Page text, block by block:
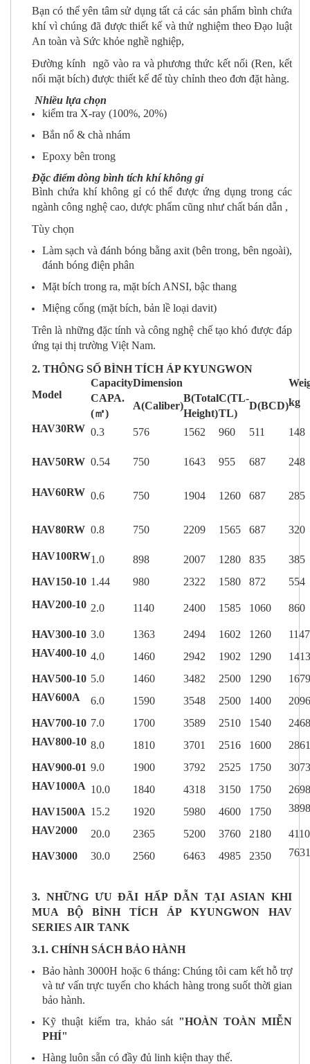
Bạn có thể yên tâm sử dụng tất cả các sản phẩm bình chứa
khí vì chúng đã được thiết kế và thử nghiệm theo Đạo luật
An toàn và Sức khỏe nghề nghiệp,
Đường kính ngõ vào ra và phương thức kết nối (Ren, kết
nối mặt bích) được thiết kế để tùy chỉnh theo đơn đặt hàng.
Nhiều lựa chọn
kiểm tra X-ray (100%, 20%)
Bắn nổ & chà nhám
Epoxy bên trong
Đặc điểm dòng bình tích khí không gỉ
Bình chứa khí không gỉ có thể được ứng dụng trong các
ngành công nghệ cao, dược phẩm cũng như chất bán dẫn ,
Tùy chọn
Làm sạch và đánh bóng bằng axit (bên trong, bên ngoài),
đánh bóng điện phân
Mặt bích trong ra, mặt bích ANSI, bậc thang
Miệng cống (mặt bích, bản lề loại davit)
Trên là những đặc tính và công nghệ chế tạo khó được đáp
ứng tại thị trường Việt Nam.
2. THÔNG SỐ BÌNH TÍCH ÁP KYUNGWON
Model
CapacityDimension
CAPA.
(㎥)
A(Caliber)
B(Total
Height)
C(TL-
TL)
D(BCD)kg
HAV30RW 0.3 576 1562 960 511 148
HAV50RW 0.54 750 1643 955 687 248
HAV60RW 0.6 750 1904 1260 687 285
HAV80RW 0.8 750 2209 1565 687 320
HAV100RW1.0 898 2007 1280 835
385
HAV150-10 1.44 980 2322 1580 872
554
HAV200-10 2.0 1140 2400 1585 1060 860
HAV300-10 3.0 1363 2494 1602 1260
1147
HAV400-10 4.0 1460 2942 1902 1290
1413
HAV500-10 5.0 1460 3482 2500 1290
1679
HAV600A
6.0 1590 3548 2500 1400
2096
HAV700-10 7.0 1700 3589 2510 1540
2468
HAV800-10 8.0 1810 3701 2516 1600
2861
HAV900-01 9.0 1900 3792 2525 1750
3073
HAV1000A 10.0 1840 4318 3150 1750
2698
HAV1500A 15.2 1920 5980 4600 1750
3898
HAV2000
20.0 2365 5200 3760 2180
4110
HAV3000
30.0 2560 6463 4985 2350 7631
3. NHỮNG ƯU ĐÃI HẤP DẪN TẠI ASIAN KHI
MUA BỘ BÌNH TÍCH ÁP KYUNGWON HAV
SERIES AIR TANK
3.1. CHÍNH SÁCH BẢO HÀNH
Bảo hành 3000H hoặc 6 tháng: Chúng tôi cam kết hỗ trợ
và tư vấn trực tuyến cho khách hàng trong suốt thời gian
bảo hành.
Kỹ thuật kiểm tra, khảo sát "HOÀN TOÀN MIỄN
PHÍ"
Hàng luôn sẵn có đầy đủ linh kiện thay thế.